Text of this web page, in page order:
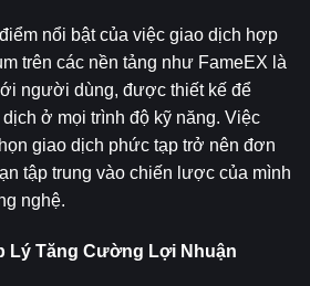
nổi bật của việc giao dịch hợp
trên các nền tảng như FameEX là
người dùng, được thiết kế để
ở mọi trình độ kỹ năng. Việc
giao dịch phức tạp trở nên đơn
tập trung vào chiến lược của mình
nghệ.
Lý Tăng Cường Lợi Nhuận